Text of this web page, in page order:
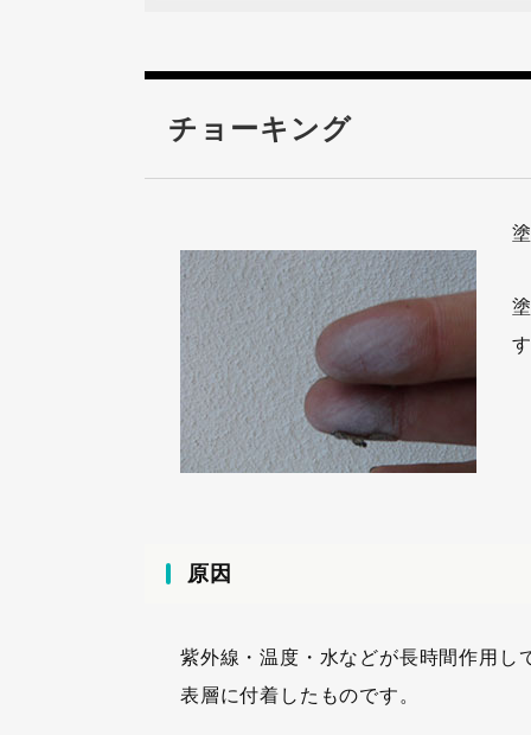
チョーキング
原因
紫外線・温度・水などが長時間作用し
表層に付着したものです。